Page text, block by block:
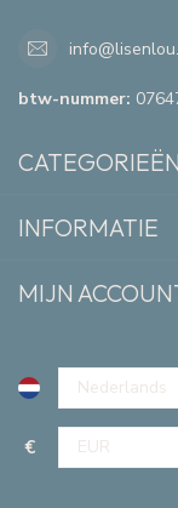
btw-nummer:
CATEGORIEËN
INFORMATIE
MIJN
€